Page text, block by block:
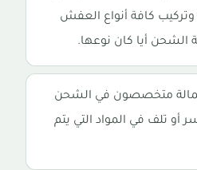
كافة أنواع العفش
أيا كان نوعها.
متخصصون في الشحن
أو تلف في المواد التي يتم